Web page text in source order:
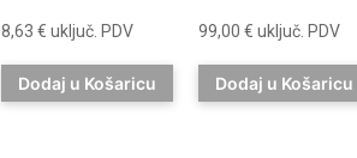
8,63 € uključ. PDV
Dodaj u Košaricu
99,00€ uključ. PDV
Dodaj u Košaricu